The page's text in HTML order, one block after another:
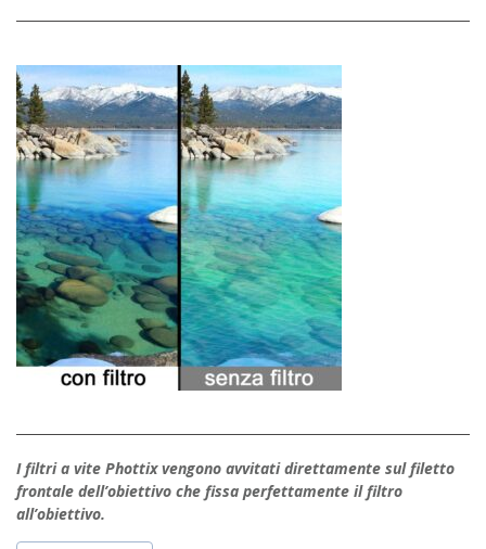
I filtri a vite Phottix vengono avvitati direttamente sul filetto
frontale dell’obiettivo che fissa perfettamente il filtro
all’obiettivo.